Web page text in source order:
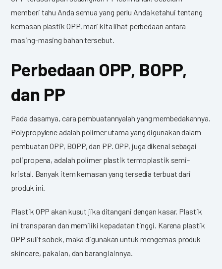
memberi tahu Anda semua yang perlu Anda ketahui tentang
kemasan plastik OPP, mari kita lihat perbedaan antara
masing-masing bahan tersebut.
Perbedaan OPP, BOPP,
dan PP
Pada dasarnya, cara pembuatannyalah yang membedakannya.
Polypropylene adalah polimer utama yang digunakan dalam
pembuatan OPP, BOPP, dan PP. OPP, juga dikenal sebagai
polipropena, adalah polimer plastik termoplastik semi-
kristal. Banyak item kemasan yang tersedia terbuat dari
produk ini.
Plastik OPP akan kusut jika ditangani dengan kasar. Plastik
ini transparan dan memiliki kepadatan tinggi. Karena plastik
OPP sulit sobek, maka digunakan untuk mengemas produk
skincare, pakaian, dan barang lainnya.